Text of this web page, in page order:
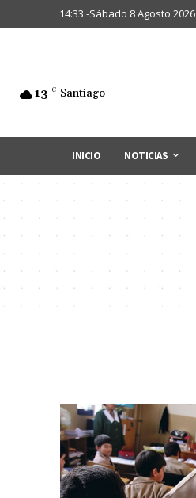
14:33 -Sábado 8 Agosto 2026
13 C Santiago
INICIO NOTICIAS